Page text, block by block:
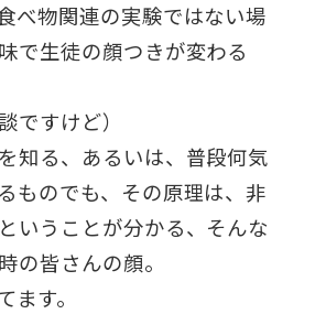
べ物関連の実験ではない場
で生徒の顔つきが変わる
ですけど）
知る、あるいは、普段何気
ものでも、その原理は、非
いうことが分かる、そんな
の皆さんの顔。
ます。